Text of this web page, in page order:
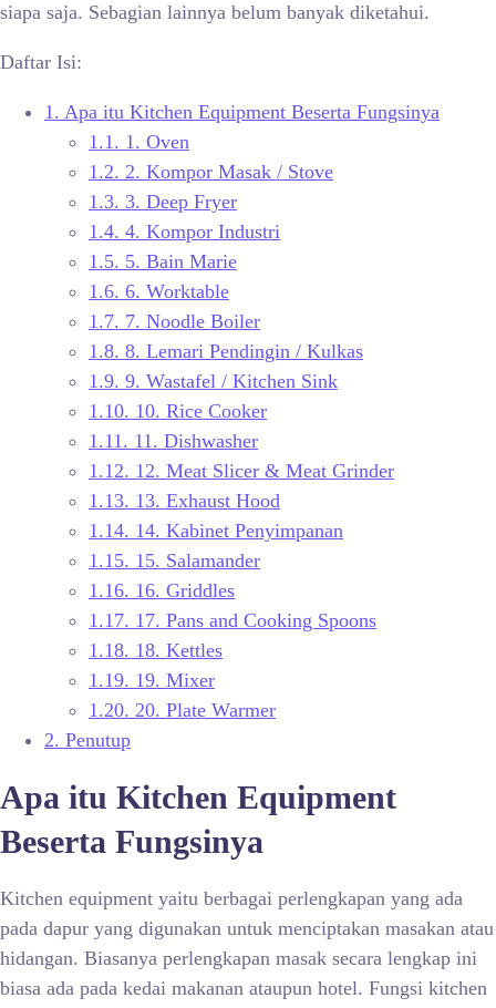
siapa saja. Sebagian lainnya belum banyak diketahui.
Daftar Isi:
1. Apa itu Kitchen Equipment Beserta Fungsinya
1.1. 1. Oven
1.2. 2. Kompor Masak / Stove
1.3. 3. Deep Fryer
1.4. 4. Kompor Industri
1.5. 5. Bain Marie
1.6. 6. Worktable
1.7. 7. Noodle Boiler
1.8. 8. Lemari Pendingin / Kulkas
1.9. 9. Wastafel / Kitchen Sink
1.10. 10. Rice Cooker
1.11. 11. Dishwasher
1.12. 12. Meat Slicer & Meat Grinder
1.13. 13. Exhaust Hood
1.14. 14. Kabinet Penyimpanan
1.15. 15. Salamander
1.16. 16. Griddles
1.17. 17. Pans and Cooking Spoons
1.18. 18. Kettles
1.19. 19. Mixer
1.20. 20. Plate Warmer
2. Penutup
Apa itu Kitchen Equipment
Beserta Fungsinya
Kitchen equipment yaitu berbagai perlengkapan yang ada
pada dapur yang digunakan untuk menciptakan masakan atau
hidangan. Biasanya perlengkapan masak secara lengkap ini
biasa ada pada kedai makanan ataupun hotel. Fungsi kitchen